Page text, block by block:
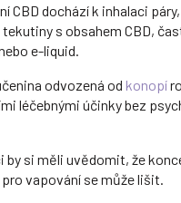
CBD dochází k inhalaci
s obsahem CBD,
e-liquid.
odvozená od konopí
léčebnými účinky bez
by si měli uvědomit, že
vapování se může lišit.